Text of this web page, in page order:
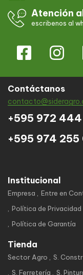
Atención
escribenos al
Contáctanos
+595 972
+595 974 255
Institucional
Empresa Entre en
Política de Privacidad
Política de Garantía
Tienda
Sector Agro S.
S. Ferretería
S.